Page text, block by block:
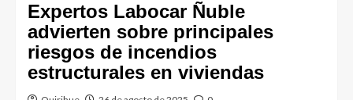
Expertos Labocar Ñuble
advierten sobre principales
riesgos de incendios
estructurales en viviendas